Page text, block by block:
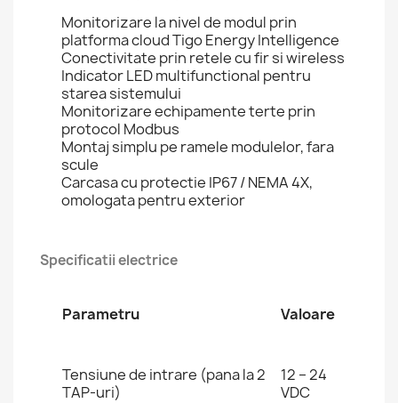
Monitorizare la nivel de modul prin
platforma cloud Tigo Energy Intelligence
Conectivitate prin retele cu fir si wireless
Indicator LED multifunctional pentru
starea sistemului
Monitorizare echipamente terte prin
protocol Modbus
Montaj simplu pe ramele modulelor, fara
scule
Carcasa cu protectie IP67 / NEMA 4X,
omologata pentru exterior
Specificatii electrice
Parametru Valoare
Tensiune de intrare (pana la 2
TAP-uri)
12 – 24
VDC